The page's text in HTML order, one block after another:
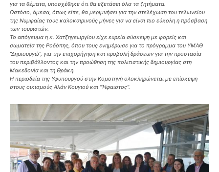
για τα θέματα, υποσχέθηκε ότι θα εξετάσει όλα τα ζητήματα.
Ωστόσο, άμεσα, όπως είπε, θα μεριμνήσει για την στελέχωση του τελωνείου
της Νυμφαίας τους καλοκαιρινούς μήνες για να είναι πιο εύκολη η πρόσβαση
των τουριστών.
Το απόγευμα η κ. Χατζηγεωργίου είχε ευρεία σύσκεψη με φορείς και
σωματεία της Ροδόπης, όπου τους ενημέρωσε για το πρόγραμμα του ΥΜΑΘ
“Δημιουργώ”, για την επιχορήγηση και προβολή δράσεων για την προστασία
του περιβάλλοντος και την προώθηση της πολιτιστικής δημιουργίας στη
Μακεδονία και τη Θράκη.
Η περιοδεία της Υφυπουργού στην Κομοτηνή ολοκληρώνεται με επίσκεψη
στους οικισμούς Αλάν Κουγιού και “Ήφαιστος”.